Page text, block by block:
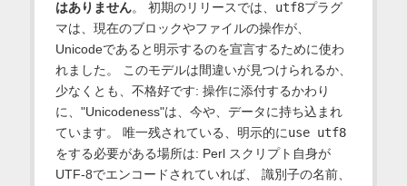
はありません。 初期のリリースでは、 utf8プラグ
マは、現在のブロックやファイルの操作が、
Unicodeであると明示するのを宣言するために使わ
れました。 このモデルは間違いが見つけられるか、
少なくとも、不格好です: 操作に添付するかわり
に、"Unicodeness"は、今や、データに持ち込まれ
ています。 唯一残されている、明示的にuse utf8
をする必要がある場所は: Perl スクリプト自身が
UTF-8でエンコードされていれば、 識別子の名前、